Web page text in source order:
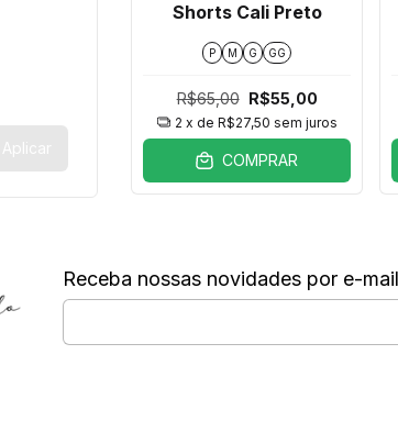
Aplicar
Shorts Cali Preto
P M G GG
R$65,00 R$55,00
2 x de R$27,50 sem juros
COMPRAR
Receba nossas novidades por e-mail